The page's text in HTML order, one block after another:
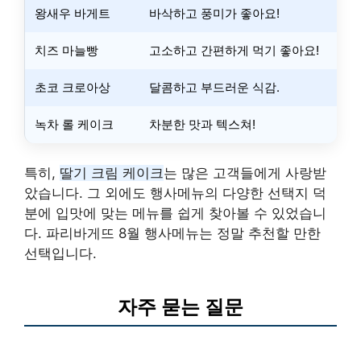
왕새우 바게트 바삭하고 풍미가 좋아요!
치즈 마늘빵 고소하고 간편하게 먹기 좋아요!
초코 크로아상 달콤하고 부드러운 식감.
녹차 롤 케이크 차분한 맛과 텍스쳐!
특히, 딸기 크림 케이크는 많은 고객들에게 사랑받
았습니다. 그 외에도 행사메뉴의 다양한 선택지 덕
분에 입맛에 맞는 메뉴를 쉽게 찾아볼 수 있었습니
다. 파리바게뜨 8월 행사메뉴는 정말 추천할 만한
선택입니다.
자주 묻는 질문